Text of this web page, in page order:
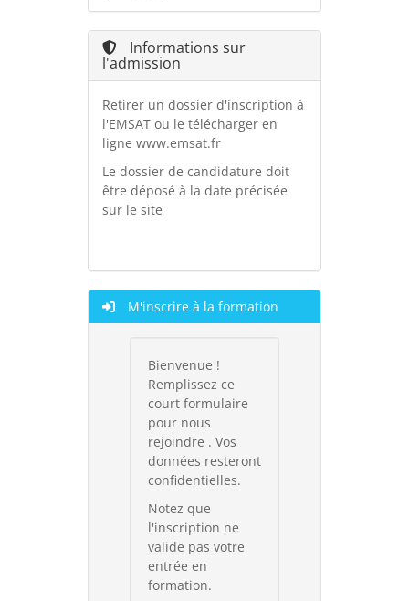
Informations sur
l'admission
Retirer un dossier d'inscription à
l'EMSAT ou le télécharger en
ligne www.emsat.fr
Le dossier de candidature doit
être déposé à la date précisée
sur le site
M'inscrire à la formation
Bienvenue !
Remplissez ce
court formulaire
pour nous
rejoindre . Vos
données resteront
confidentielles.
Notez que
l'inscription ne
valide pas votre
entrée en
formation.